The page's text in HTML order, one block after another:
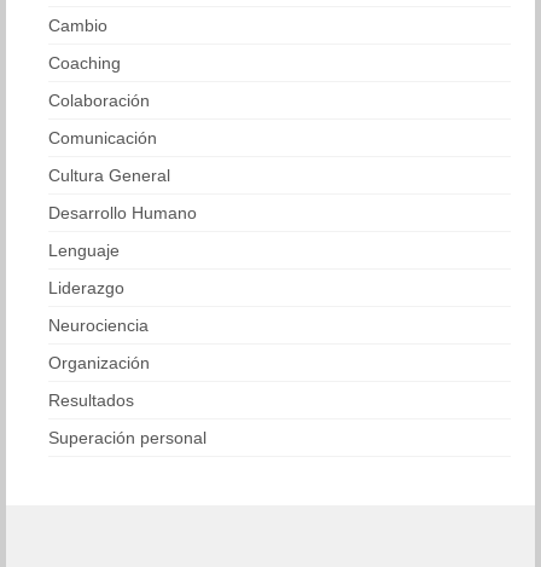
Cambio
Coaching
Colaboración
Comunicación
Cultura General
Desarrollo Humano
Lenguaje
Liderazgo
Neurociencia
Organización
Resultados
Superación personal